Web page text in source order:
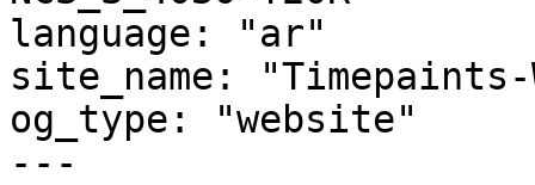
language: "ar"
site_name:
og_type: "website"
---